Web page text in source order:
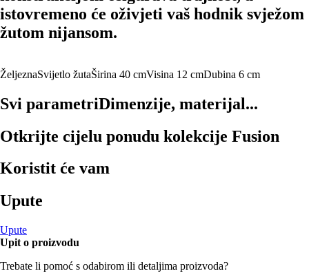
istovremeno će oživjeti vaš hodnik svježom
žutom nijansom.
ŽeljeznaSvijetlo žutaŠirina 40 cmVisina 12 cmDubina 6 cm
Svi parametriDimenzije, materijal...
Otkrijte cijelu ponudu kolekcije Fusion
Koristit će vam
Upute
Upute
Upit o proizvodu
Trebate li pomoć s odabirom ili detaljima proizvoda?